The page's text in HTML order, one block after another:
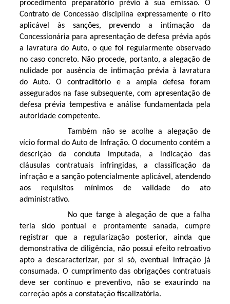
procedimento preparatório prévio à sua emissão. O
Contrato de Concessão disciplina expressamente o rito
aplicável às sanções, prevendo a intimação da
Concessionária para apresentação de defesa prévia após
a lavratura do Auto, o que foi regularmente observado
no caso concreto. Não procede, portanto, a alegação de
nulidade por ausência de intimação prévia à lavratura
do Auto. O contraditório e a ampla defesa foram
assegurados na fase subsequente, com apresentação de
defesa prévia tempestiva e análise fundamentada pela
autoridade competente.
Também não se acolhe a alegação de
vício formal do Auto de Infração. O documento contém a
descrição da conduta imputada, a indicação das
cláusulas contratuais infringidas, a classificação da
infração e a sanção potencialmente aplicável, atendendo
aos requisitos mínimos de validade do ato
administrativo.
No que tange à alegação de que a falha
teria sido pontual e prontamente sanada, cumpre
registrar que a regularização posterior, ainda que
demonstrativa de diligência, não possui efeito retroativo
apto a descaracterizar, por si só, eventual infração já
consumada. O cumprimento das obrigações contratuais
deve ser contínuo e preventivo, não se exaurindo na
correção após a constatação fiscalizatória.